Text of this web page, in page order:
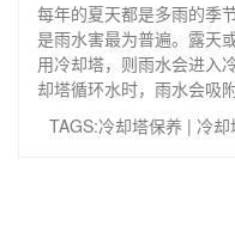
每年的夏天都是多雨的季
是雨水害最为普遍。露天
用冷却塔，则雨水会进入
却塔循环水时，雨水会吸
TAGS:冷却塔保养 | 冷